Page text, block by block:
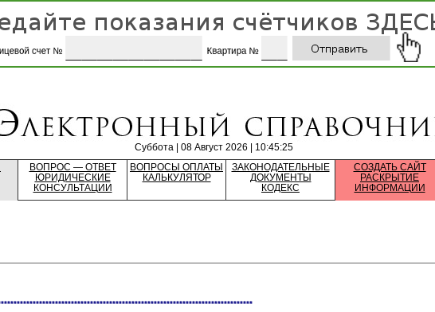
Суббота | 08 Август 2026 | 10:45:25
ВОПРОС — ОТВЕТ
ЮРИДИЧЕСКИЕ
КОНСУЛЬТАЦИИ
ВОПРОСЫ ОПЛАТЫ
КАЛЬКУЛЯТОР
ЗАКОНОДАТЕЛЬНЫЕ
ДОКУМЕНТЫ
КОДЕКС
СОЗДАТЬ САЙТ
РАСКРЫТИЕ
ИНФОРМАЦИИ